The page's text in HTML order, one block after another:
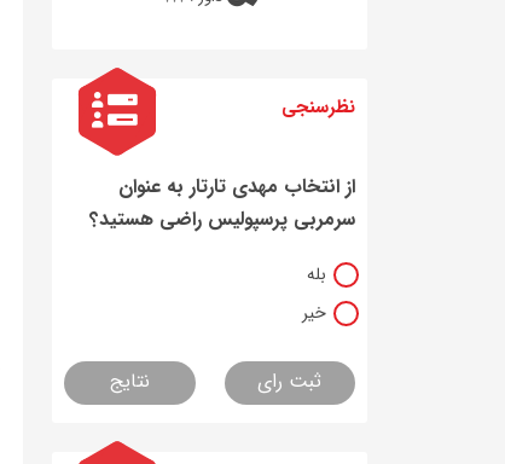
نظرسنجی
از انتخاب مهدی تارتار به عنوان
سرمربی پرسپولیس راضی هستید؟
بله
خیر
ثبت رای نتایج